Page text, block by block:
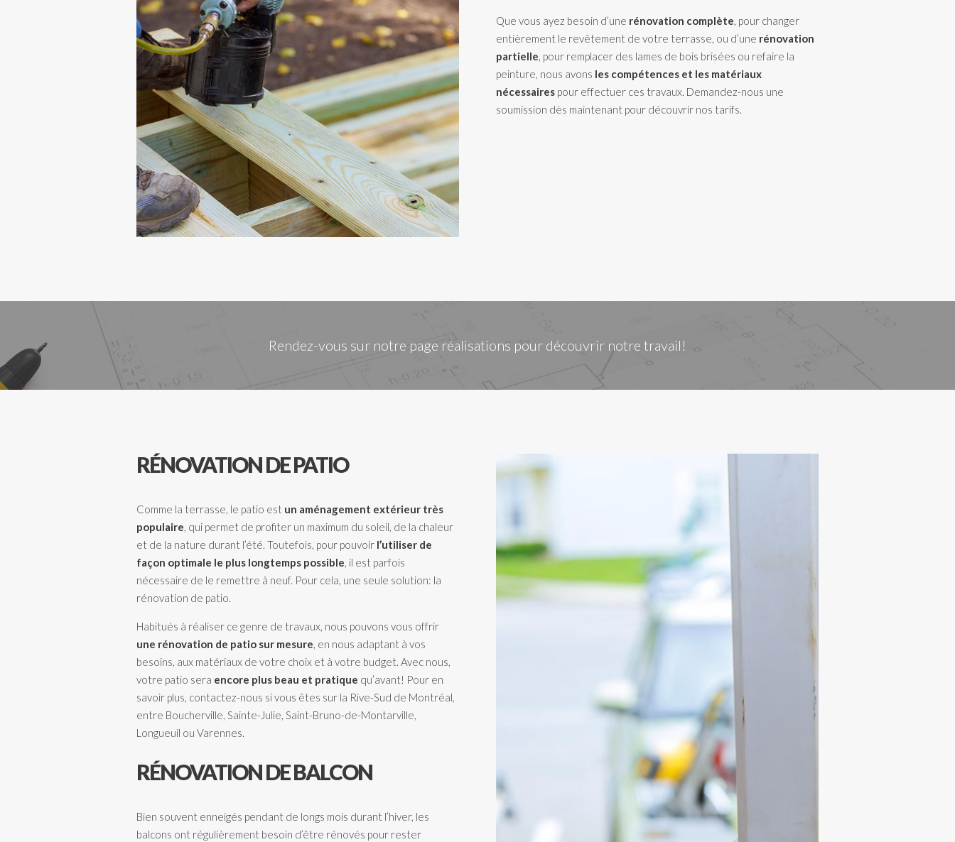
Que vous ayez besoin d’une rénovation complète, pour changer
entièrement le revêtement de votre terrasse, ou d’une rénovation
partielle, pour remplacer des lames de bois brisées ou refaire la
peinture, nous avons les compétences et les matériaux
nécessaires pour effectuer ces travaux. Demandez-nous une
soumission dès maintenant pour découvrir nos tarifs.
Rendez-vous sur notre page réalisations pour découvrir notre travail!
RÉNOVATION DE PATIO
Comme la terrasse, le patio est un aménagement extérieur très
populaire, qui permet de profiter un maximum du soleil, de la chaleur
et de la nature durant l’été. Toutefois, pour pouvoir l’utiliser de
façon optimale le plus longtemps possible, il est parfois
nécessaire de le remettre à neuf. Pour cela, une seule solution: la
rénovation de patio.
Habitués à réaliser ce genre de travaux, nous pouvons vous offrir
une rénovation de patio sur mesure, en nous adaptant à vos
besoins, aux matériaux de votre choix et à votre budget. Avec nous,
votre patio sera encore plus beau et pratique qu’avant! Pour en
savoir plus, contactez-nous si vous êtes sur la Rive-Sud de Montréal,
entre Boucherville, Sainte-Julie, Saint-Bruno-de-Montarville,
Longueuil ou Varennes.
RÉNOVATION DE BALCON
Bien souvent enneigés pendant de longs mois durant l’hiver, les
balcons ont régulièrement besoin d’être rénovés pour rester